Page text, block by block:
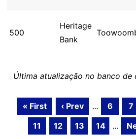
500
Heritage
Bank
Última atualização no banco
« First ‹ Prev ... 6 7
11
12 13 14 ...